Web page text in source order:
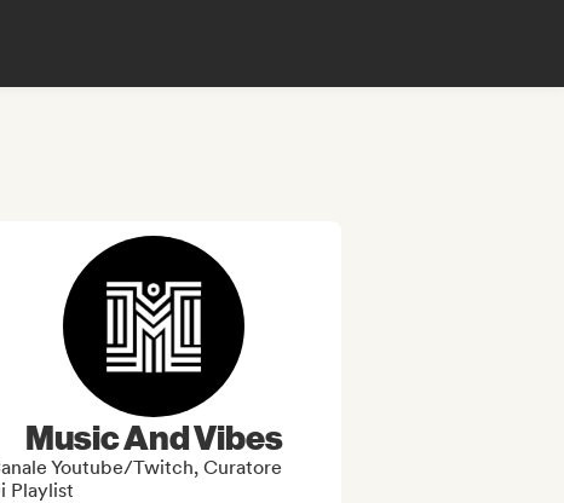
Music And Vibes
Youtube/Twitch, Curatore
Playlist